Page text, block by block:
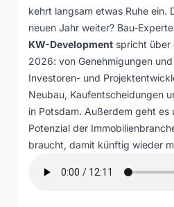
kehrt langsam etwas Ruhe ein.
neuen Jahr weiter? Bau-Experte
KW-Development spricht über
2026: von Genehmigungen
Investoren- und
Neubau, Kaufentscheidungen
in Potsdam. Außerdem geht es
Potenzial der
braucht, damit künftig wieder